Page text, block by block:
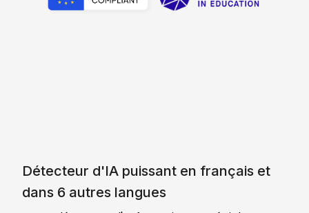
Détecteur d'IA puissant en français et
dans 6 autres langues